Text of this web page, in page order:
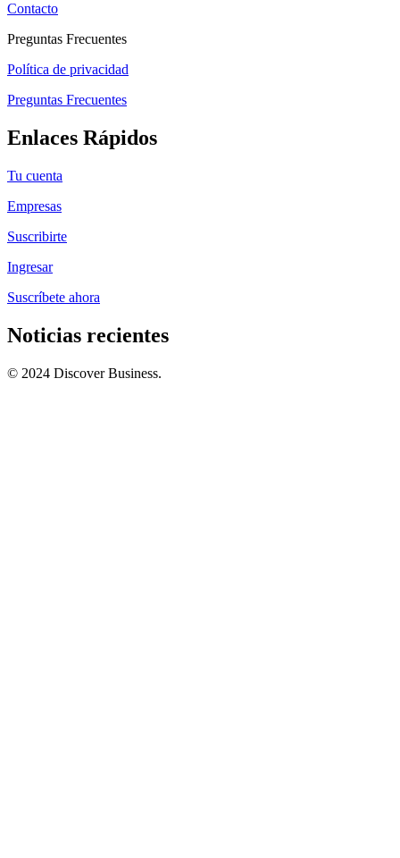
Contacto
Preguntas Frecuentes
Política de privacidad
Preguntas Frecuentes
Enlaces Rápidos
Tu cuenta
Empresas
Suscribirte
Ingresar
Suscríbete ahora
Noticias recientes
© 2024 Discover Business.